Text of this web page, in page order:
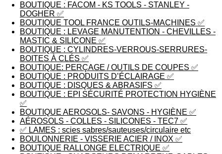
BOUTIQUE : FACOM - KS TOOLS - STANLEY -
DOGHER ✅
BOUTIQUE TOOL FRANCE OUTILS-MACHINES ✅
BOUTIQUE : LEVAGE MANUTENTION - CHEVILLES -
MASTIC & SILICONE ✅
BOUTIQUE : CYLINDRES-VERROUS-SERRURES-
BOITES À CLÉS ✅
BOUTIQUE: PERÇAGE / OUTILS DE COUPES ✅
BOUTIQUE : PRODUITS D’ÉCLAIRAGE ✅
BOUTIQUE : DISQUES & ABRASIFS ✅
BOUTIQUE : EPI SÉCURITÉ PROTECTION HYGIÈNE
✅
BOUTIQUE AEROSOLS- SAVONS - HYGIÈNE ✅
AÉROSOLS - COLLES - SILICONES - TEC7 ✅
✅ LAMES : scies sabres/sauteuses/circulaire etc
BOULONNERIE - VISSERIE ACIER / INOX ✅
BOUTIQUE RALLONGE ELECTRIQUE ✅